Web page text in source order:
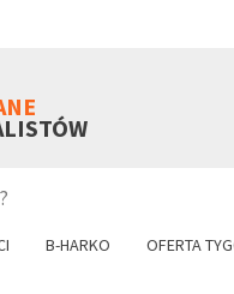
B-HARKO OFERTA